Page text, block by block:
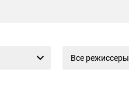
Все режиссеры